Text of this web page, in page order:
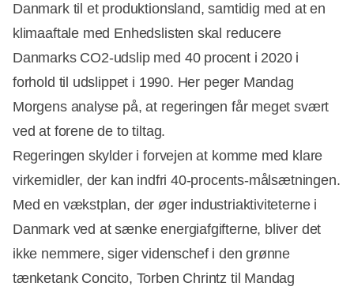
Danmark til et produktionsland, samtidig med at en
klimaaftale med Enhedslisten skal reducere
Danmarks CO2-udslip med 40 procent i 2020 i
forhold til udslippet i 1990. Her peger Mandag
Morgens analyse på, at regeringen får meget svært
ved at forene de to tiltag.
Regeringen skylder i forvejen at komme med klare
virkemidler, der kan indfri 40-procents-målsætningen.
Med en vækstplan, der øger industriaktiviteterne i
Danmark ved at sænke energiafgifterne, bliver det
ikke nemmere, siger videnschef i den grønne
tænketank Concito, Torben Chrintz til Mandag